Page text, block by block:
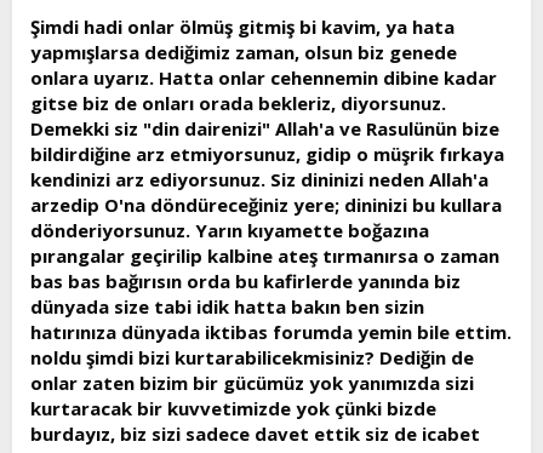
Şimdi hadi onlar ölmüş gitmiş bi kavim, ya hata
yapmışlarsa dediğimiz zaman, olsun biz genede
onlara uyarız. Hatta onlar cehennemin dibine kadar
gitse biz de onları orada bekleriz, diyorsunuz.
Demekki siz "din dairenizi" Allah'a ve Rasulünün bize
bildirdiğine arz etmiyorsunuz, gidip o müşrik fırkaya
kendinizi arz ediyorsunuz. Siz dininizi neden Allah'a
arzedip O'na döndüreceğiniz yere; dininizi bu kullara
dönderiyorsunuz. Yarın kıyamette boğazına
pırangalar geçirilip kalbine ateş tırmanırsa o zaman
bas bas bağırısın orda bu kafirlerde yanında biz
dünyada size tabi idik hatta bakın ben sizin
hatırınıza dünyada iktibas forumda yemin bile ettim.
noldu şimdi bizi kurtarabilicekmisiniz? Dediğin de
onlar zaten bizim bir gücümüz yok yanımızda sizi
kurtaracak bir kuvvetimizde yok çünki bizde
burdayız, biz sizi sadece davet ettik siz de icabet